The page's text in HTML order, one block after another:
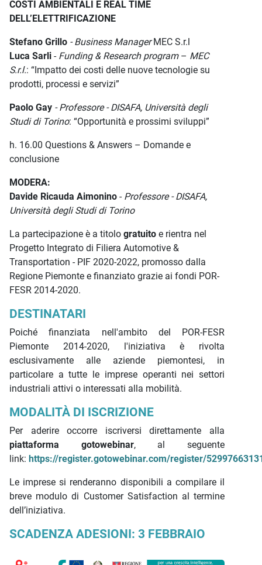
COSTI AMBIENTALI E REAL TIME
DELL’ELETTRIFICAZIONE
Stefano Grillo - Business ManagerMEC S.r.l
Luca Sarli - Funding & Research program– MEC
S.r.l.: “Impatto dei costi delle nuove tecnologie su
prodotti, processi e servizi”
Paolo Gay - Professore - DISAFA, Università degli
Studi di Torino: “Opportunità e prossimi sviluppi”
h. 16.00 Questions & Answers – Domande e
conclusione
MODERA:
Davide Ricauda Aimonino - Professore - DISAFA,
Università degli Studi di Torino
La partecipazione è a titolo gratuito e rientra nel
Progetto Integrato di Filiera Automotive &
Transportation - PIF 2020-2022, promosso dalla
Regione Piemonte e finanziato grazie ai fondi POR-
FESR 2014-2020.
DESTINATARI
Poiché finanziata nell'ambito del POR-FESR
Piemonte 2014-2020, l'iniziativa è rivolta
esclusivamente alle aziende piemontesi, in
particolare a tutte le imprese operanti nei settori
industriali attivi o interessati alla mobilità.
MODALITÀ DI ISCRIZIONE
Per aderire occorre iscriversi direttamente alla
piattaforma gotowebinar, al seguente
link: https://register.gotowebinar.com/register/
Le imprese si renderanno disponibili a compilare il
breve modulo di Customer Satisfaction al termine
dell’iniziativa.
SCADENZA ADESIONI: 3 FEBBRAIO